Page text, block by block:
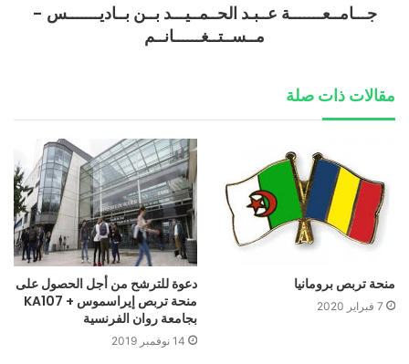
جـــامــعـــــــة عــبـد الحــمــيـــد بــن بــاديـــــــس -
مــســتــغــــــانــم
مقالات ذات صلة
منحة تربص برومانيا
7 فبراير 2020
دعوة للترشح من أجل الحصول على
منحة تربص إيراسموس + KA107
بجامعة روان الفرنسية
14 نوفمبر 2019